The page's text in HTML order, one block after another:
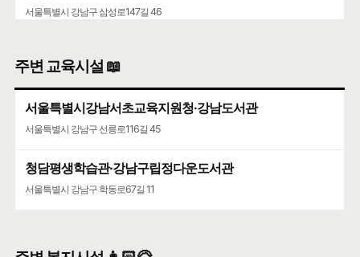
서울특별시 강남구 삼성로147길 46
주변 교육시설 📖
서울특별시강남서초교육지원청·강남도서관
서울특별시 강남구 선릉로116길 45
청담평생학습관·강남구립정다운도서관
서울특별시 강남구 학동로67길 11